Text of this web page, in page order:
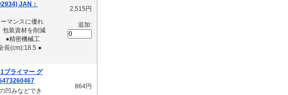
JAN：
マンスに優れ
包装資材を削減
●精密機械工
長(cm):18.5 ●
2,515円
追加:
プライマー グ
凹みなどでき
864円